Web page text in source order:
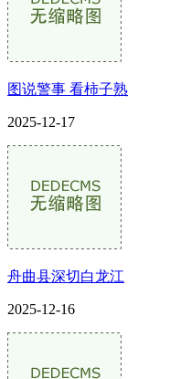
图说警事 看柿子熟
2025-12-17
舟曲县深切白龙江
2025-12-16